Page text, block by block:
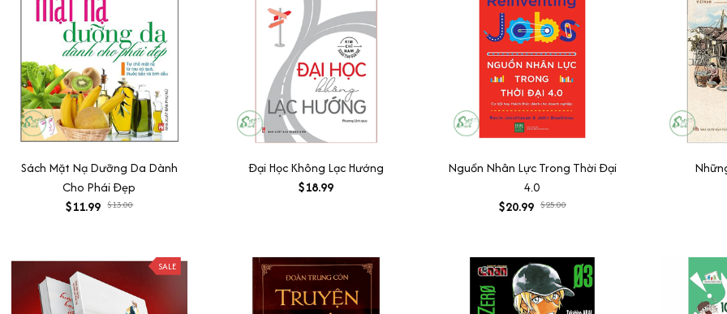
Sách Mặt Nạ Dưỡng Da Dành
Cho Phái Đẹp
$11.99 $13.00
Đại Học Không Lạc Hướng
$18.99
Nguồn Nhân Lực Trong Thời Đại
4.0
$20.99 $25.00
SALE